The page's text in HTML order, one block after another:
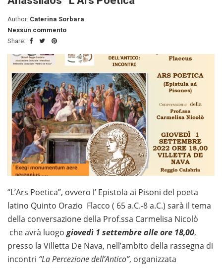
Author: Caterina Sorbara
Nessun commento
Share:
“L’Ars Poetica”, ovvero l’ Epistola ai Pisoni del poeta
latino Quinto Orazio Flacco ( 65 a.C.-8 a.C.) sarà il tema
della conversazione della Prof.ssa Carmelisa Nicolò
che avrà luogo giovedì 1 settembre alle ore 18,00,
presso la Villetta De Nava, nell’ambito della rassegna di
incontri “La Percezione dell’Antico”, organizzata